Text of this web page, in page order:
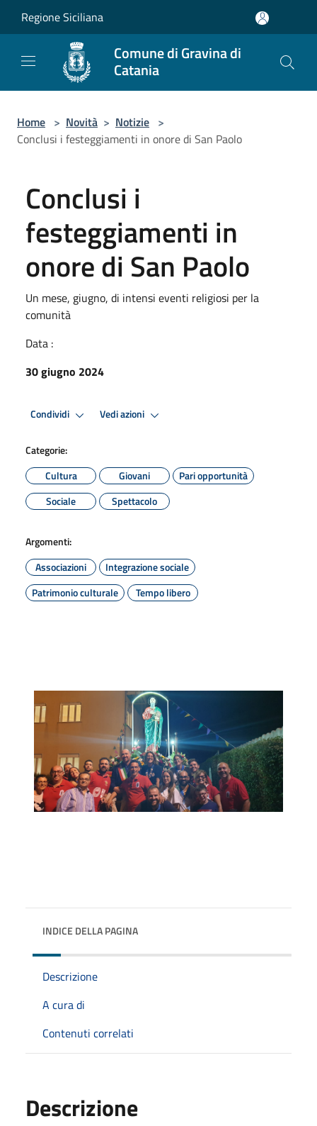
Regione Siciliana
Comune di Gravina di
Catania
Home > Novità > Notizie >
Conclusi i festeggiamenti in onore di San Paolo
Conclusi i
festeggiamenti in
onore di San Paolo
Un mese, giugno, di intensi eventi religiosi per la
comunità
Data :
30 giugno 2024
Condividi Vedi azioni
Categorie:
Cultura
Giovani
Pari opportunità
Sociale
Spettacolo
Argomenti:
Associazioni
Integrazione sociale
Patrimonio culturale
Tempo libero
INDICE DELLA PAGINA
Descrizione
A cura di
Contenuti correlati
Descrizione